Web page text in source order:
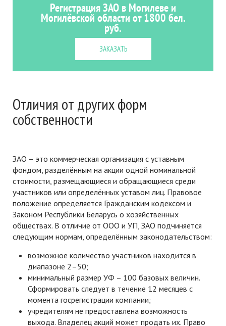
Регистрация ЗАО в Могилеве и
Могилёвской области от 1800 бел.
руб.
ЗАКАЗАТЬ
Отличия от других форм
собственности
ЗАО – это коммерческая организация с уставным
фондом, разделённым на акции одной номинальной
стоимости, размещающиеся и обращающиеся среди
участников или определённых уставом лиц. Правовое
положение определяется Гражданским кодексом и
Законом Республики Беларусь о хозяйственных
обществах. В отличие от ООО и УП, ЗАО подчиняется
следующим нормам, определённым законодательством:
возможное количество участников находится в
диапазоне 2–50;
минимальный размер УФ – 100 базовых величин.
Сформировать следует в течение 12 месяцев с
момента госрегистрации компании;
учредителям не предоставлена возможность
выхода. Владелец акций может продать их. Право